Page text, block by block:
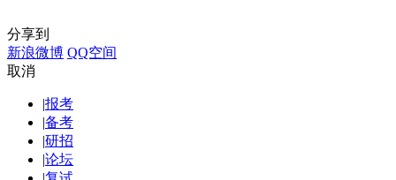
分享到
新浪微博 QQ空间
取消
|报考
|备考
|研招
|论坛